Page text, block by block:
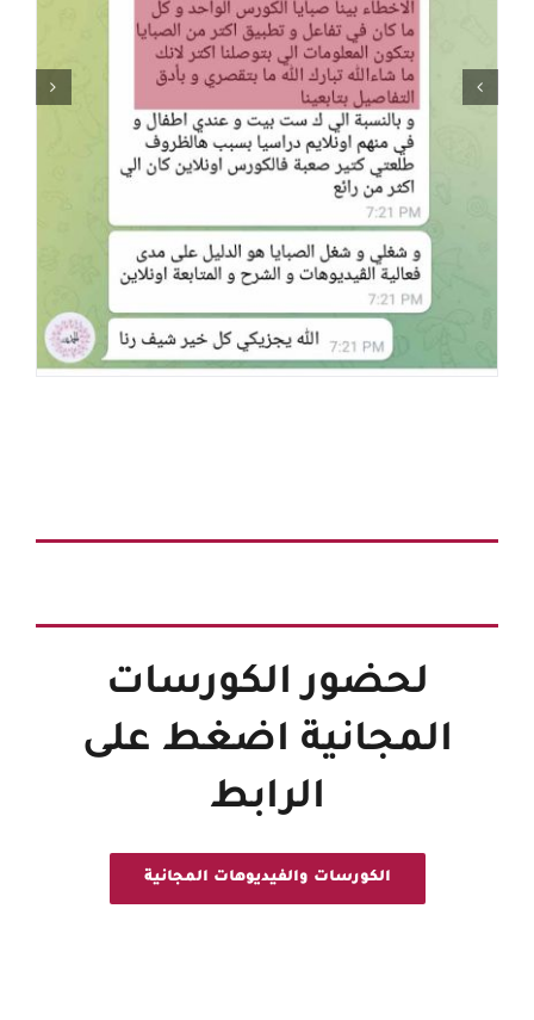
لحضور الكورسات
المجانية اضغط على
الرابط
الكورسات والفيديوهات المجانية